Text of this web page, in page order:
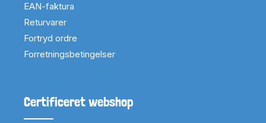
EAN-faktura
Returvarer
Fortryd ordre
Forretningsbetingelser
Certificeret webshop